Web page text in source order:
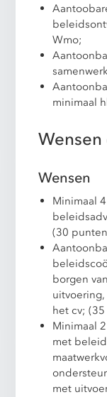
Wmo;
minimaal
Wensen
Minimaal
(30
borgen
het cv;
Minimaal
met
met